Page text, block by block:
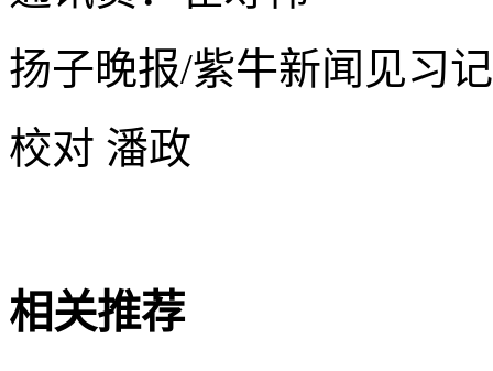
扬子晚报/紫牛新闻见习
校对 潘政
相关推荐